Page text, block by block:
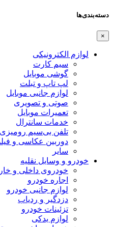
دسته‌بندی‌ها
×
لوازم الکترونیکی
سیم کارت
گوشی موبایل
لپ تاپ و تبلت
لوازم جانبی موبایل
صوتی و تصویری
تعمیرات موبایل
خدمات سانترال
تلفن بی‌سیم رومیزی
دوربین عکاسی و
سایر
خودرو و وسایل نقلیه
خودروی داخلی و
اجاره خودرو
لوازم جانبی خودرو
دزدگیر و ردیاب
تزئینات خودرو
لوازم یدکی